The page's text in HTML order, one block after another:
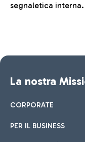
segnaletica interna.
La nostra
CORPORATE
PER IL BUSINESS